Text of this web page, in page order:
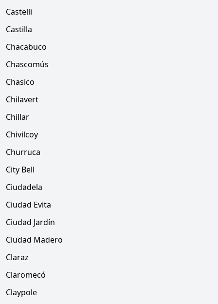
Castelli
Castilla
Chacabuco
Chascomús
Chasico
Chilavert
Chillar
Chivilcoy
Churruca
City Bell
Ciudadela
Ciudad Evita
Ciudad Jardín
Ciudad Madero
Claraz
Claromecó
Claypole